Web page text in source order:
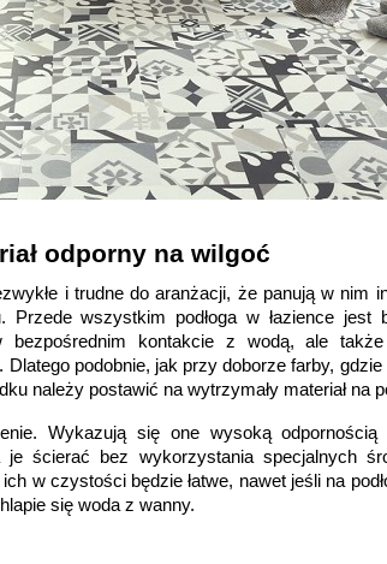
odporny na wilgoć
i trudne do aranżacji, że panują w nim
Przede wszystkim podłoga w łazience jest
kontakcie z wodą, ale
podobnie, jak przy doborze farby,
należy postawić na wytrzymały materiał na
Wykazują się one wysoką
ścierać bez wykorzystania specjalnych
w czystości będzie łatwe, nawet jeśli na
się woda z wanny.